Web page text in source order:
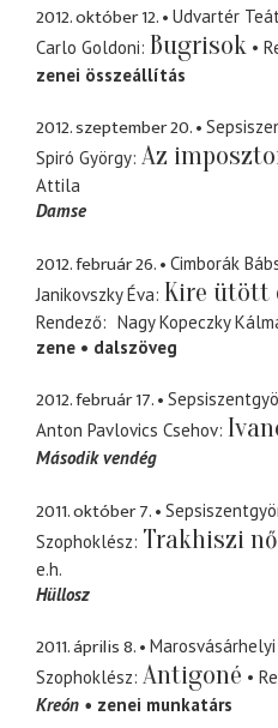
2012. október 12.
Udvartér
Carlo Goldoni Bugrisok
zenei összeállítás
2012. szeptember 20.
Spiró György Az
Attila
Damse
2012. február 26.
Cimborák
Janikovszky Éva Kire ütött
Rendező
Nagy Kopeczky
zene
dalszöveg
2012. február 17.
Anton Pavlovics Csehov
Második vendég
2011. október 7.
Szophoklész Trakhiszi
e.h.
Hüllosz
2011. április 8.
Szophoklész Antigoné
Kreón
zenei munkatárs